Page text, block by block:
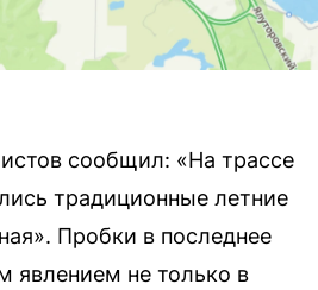
сообщил: «На трассе
традиционные летние
Пробки в последнее
явлением не только в